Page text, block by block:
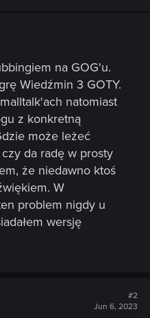
na GOG'u.
Wiedźmin 3 GOTY.
natomiast
z konkretną
może leżeć
da radę w prosty
że niedawno ktoś
W
problem nigdy u
wersję
#2
Jun 6, 2023